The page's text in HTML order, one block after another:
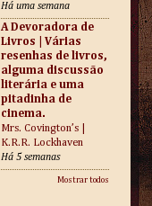
Há uma semana
A Devoradora de
Livros | Várias
resenhas de livros,
alguma discussão
literária e uma
pitadinha de
cinema.
Mrs. Covington’s |
K.R.R. Lockhaven
Há 5 semanas
Mostrar todos